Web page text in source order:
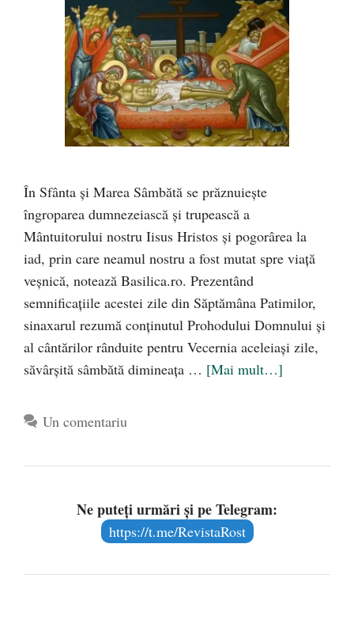
În Sfânta și Marea Sâmbătă se prăznuiește
îngroparea dumnezeiască și trupească a
Mântuitorului nostru Iisus Hristos și pogorârea la
iad, prin care neamul nostru a fost mutat spre viață
veșnică, notează Basilica.ro. Prezentând
semnificațiile acestei zile din Săptămâna Patimilor,
sinaxarul rezumă conținutul Prohodului Domnului și
al cântărilor rânduite pentru Vecernia aceleiași zile,
săvârșită sâmbătă dimineața … [Mai mult…]
Un comentariu
Ne puteți urmări și pe Telegram:
https://t.me/RevistaRost